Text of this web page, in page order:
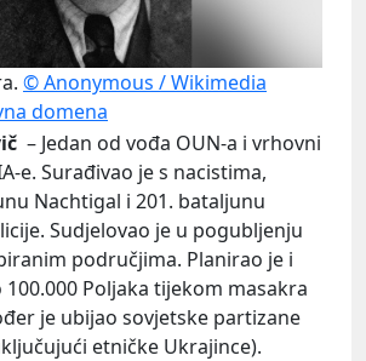
© Anonymous / Wikimedia
domena
– Jedan od vođa OUN-a i vrhovni
e. Surađivao je s nacistima,
Nachtigal i 201. bataljunu
Sudjelovao je u pogubljenju
područjima. Planirao je i
Poljaka tijekom masakra
je ubijao sovjetske partizane
etničke Ukrajince).